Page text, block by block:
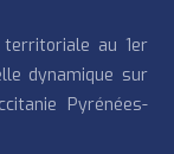
territoriale au 1er
dynamique sur
Pyrénées-